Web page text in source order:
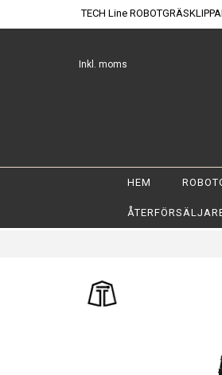
TECH Line
Inkl. moms
HEM